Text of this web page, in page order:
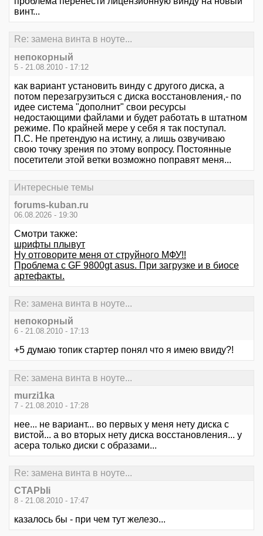
винт...
Re: замена винта в ноуте...
непокорный
5 - 21.08.2010 - 17:12
как вариант установить винду с другого диска, а
потом перезагрузиться с диска восстановления,- по
идее система "дополнит" свои ресурсы
недостающими файлами и будет работать в штатном
режиме. По крайней мере у себя я так поступал.
П.С. Не претендую на истину, а лишь озвучиваю
свою точку зрения по этому вопросу. Постоянные
посетители этой ветки возможно поправят меня...
Интересные темы
forums-kuban.ru
06.08.2026 - 19:30
Смотри также:
шрифты плывут
Ну отговорите меня от струйного МФУ!!
Проблема с GF 9800gt asus. При загрузке и в биосе
артефакты.
Re: замена винта в ноуте...
непокорный
6 - 21.08.2010 - 17:13
+5 думаю топик стартер понял что я имею ввиду?!
Re: замена винта в ноуте...
murzi1ka
7 - 21.08.2010 - 17:28
нее... не вариант... во первых у меня нету диска с
вистой... а во вторых нету диска восстановления... у
асера только диски с образами...
Re: замена винта в ноуте...
CTAPbIi
8 - 21.08.2010 - 17:47
казалось бы - при чем тут железо...